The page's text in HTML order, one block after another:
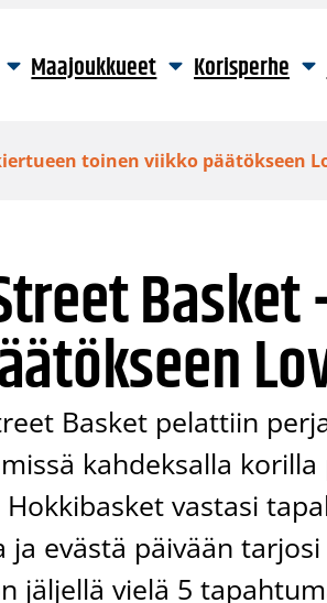
Maajoukkueet Korisperhe
toinen viikko päätökseen
Basket pelattiin
kahdeksalla
vastasi
evästä päivään
jäljellä vielä 5